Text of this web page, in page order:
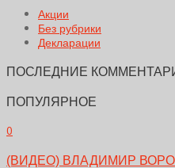
Акции
Без рубрики
Декларации
ПОСЛЕДНИЕ
ПОПУЛЯРНОЕ
0
(ВИДЕО) ВЛАДИМИР